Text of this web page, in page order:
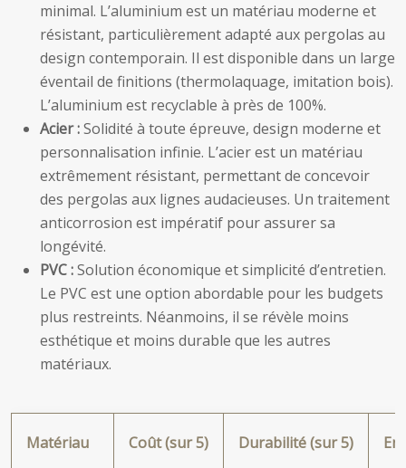
minimal. L’aluminium est un matériau moderne et
résistant, particulièrement adapté aux pergolas au
design contemporain. Il est disponible dans un large
éventail de finitions (thermolaquage, imitation bois).
L’aluminium est recyclable à près de 100%.
Acier :Solidité à toute épreuve, design moderne et
personnalisation infinie. L’acier est un matériau
extrêmement résistant, permettant de concevoir
des pergolas aux lignes audacieuses. Un traitement
anticorrosion est impératif pour assurer sa
longévité.
PVC :Solution économique et simplicité d’entretien.
Le PVC est une option abordable pour les budgets
plus restreints. Néanmoins, il se révèle moins
esthétique et moins durable que les autres
matériaux.
Matériau Coût (sur 5) Durabilité (sur 5)